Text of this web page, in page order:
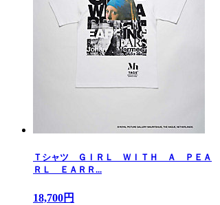
Ｔシャツ ＧＩＲＬ ＷＩＴＨ Ａ ＰＥＡ
ＲＬ ＥＡＲＲ...
18,700円